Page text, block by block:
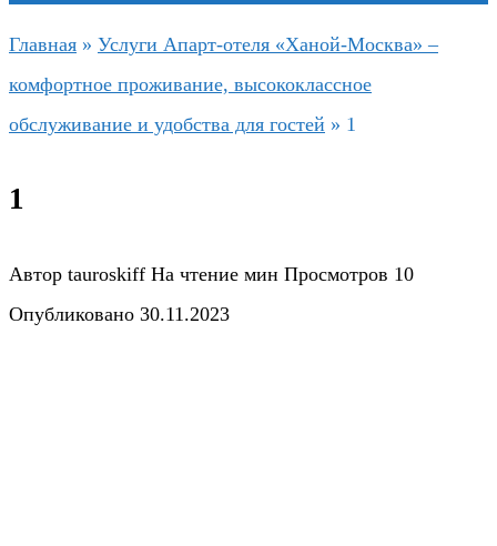
Главная » Услуги Апарт-отеля «Ханой-Москва» –
комфортное проживание, высококлассное
обслуживание и удобства для гостей » 1
1
Автор tauroskiff На чтение мин Просмотров 10
Опубликовано 30.11.2023